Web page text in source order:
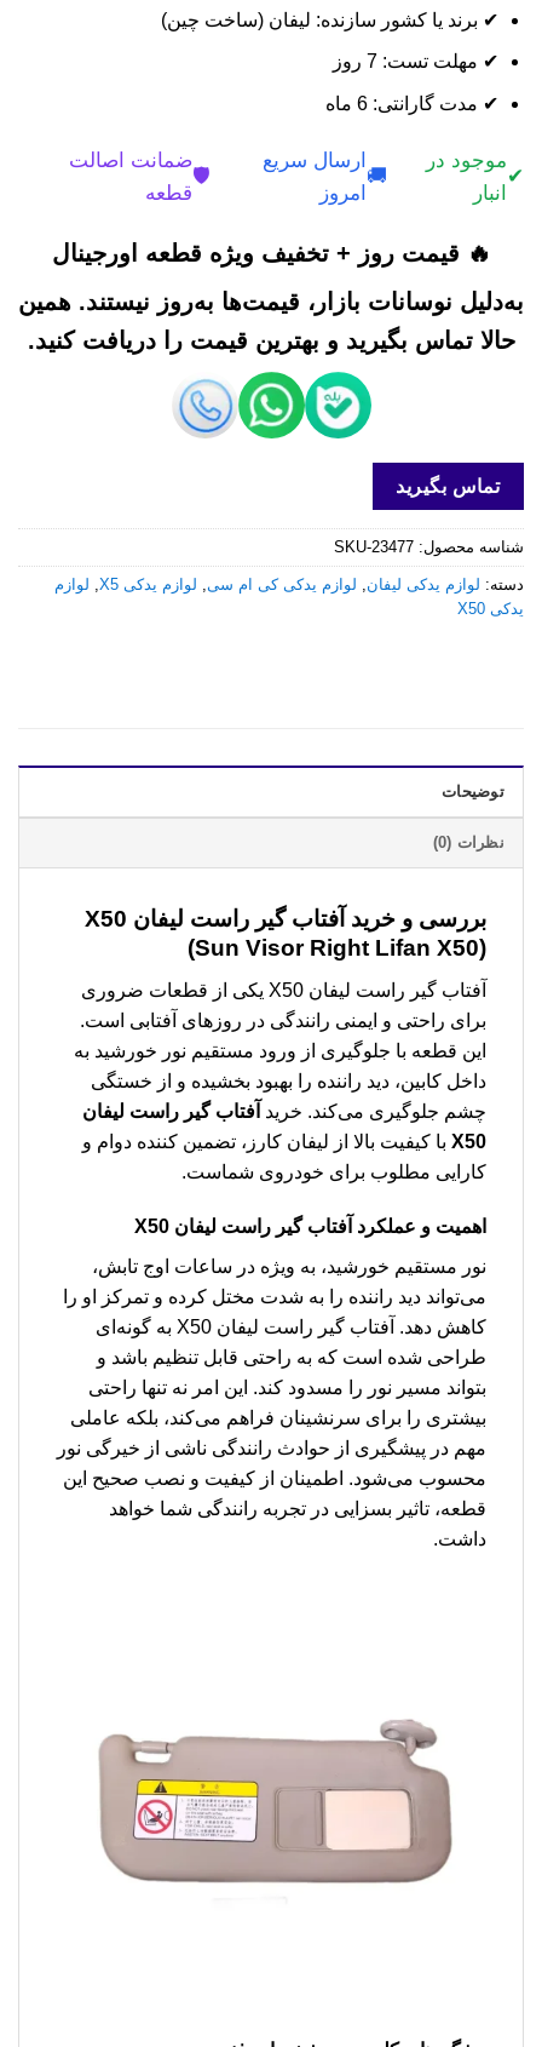
✔ برند یا کشور سازنده: لیفان (ساخت چین)
✔ مهلت تست: 7 روز
✔ مدت گارانتی: 6 ماه
✔
موجود در
انبار
🚚
ارسال سریع
امروز
🛡️
ضمانت اصالت
قطعه
🔥 قیمت روز + تخفیف ویژه قطعه اورجینال
به‌دلیل نوسانات بازار، قیمت‌ها به‌روز نیستند. همین
حالا تماس بگیرید و بهترین قیمت را دریافت کنید.
تماس بگیرید
شناسه محصول: SKU-23477
دسته: لوازم یدکی لیفان, لوازم یدکی کی ام سی, لوازم یدکی X5 , لوازم
یدکی X50
توضیحات
نظرات (0)
بررسی و خرید
آفتاب گیر راست لیفان X50
(Sun Visor Right Lifan X50)
آفتاب گیر راست لیفان X50 یکی از قطعات ضروری
برای راحتی و ایمنی رانندگی در روزهای آفتابی است.
این قطعه با جلوگیری از ورود مستقیم نور خورشید به
داخل کابین، دید راننده را بهبود بخشیده و از خستگی
چشم جلوگیری می‌کند. خرید آفتاب گیر راست لیفان
X50 با کیفیت بالا از لیفان کارز، تضمین کننده دوام و
کارایی مطلوب برای خودروی شماست.
اهمیت و عملکرد آفتاب گیر راست لیفان X50
نور مستقیم خورشید، به ویژه در ساعات اوج تابش،
می‌تواند دید راننده را به شدت مختل کرده و تمرکز او را
کاهش دهد. آفتاب گیر راست لیفان X50 به گونه‌ای
طراحی شده است که به راحتی قابل تنظیم باشد و
بتواند مسیر نور را مسدود کند. این امر نه تنها راحتی
بیشتری را برای سرنشینان فراهم می‌کند، بلکه عاملی
مهم در پیشگیری از حوادث رانندگی ناشی از خیرگی نور
محسوب می‌شود. اطمینان از کیفیت و نصب صحیح این
قطعه، تاثیر بسزایی در تجربه رانندگی شما خواهد
داشت.